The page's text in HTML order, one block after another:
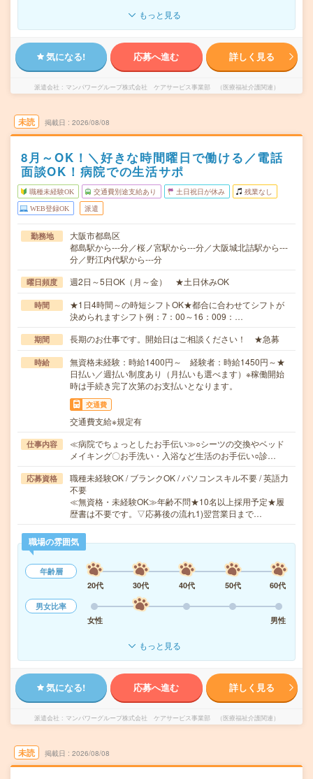
もっと見る
気になる! 応募へ進む 詳しく見る
派遣会社 マンパワーグループ株式会社 ケアサービス事業部 （医療福祉介護関連）
未読 掲載日 2026/08/08
8月～OK！＼好きな時間曜日で働ける／電話
面談OK！病院での生活サポ
職種未経験OK 交通費別途支給あり 土日祝日が休み 残業なし
WEB登録OK 派遣
勤務地
大阪市都島区
都島駅から---分／桜ノ宮駅から---分／大阪城北詰駅から---
分／野江内代駅から---分
曜日頻度 週2日～5日OK（月～金） ★土日休みOK
時間
★1日4時間～の時短シフトOK★都合に合わせてシフトが
決められますシフト例：7：00～16：009：…
期間 長期のお仕事です。開始日はご相談ください！ ★急募
時給
無資格未経験：時給1400円～ 経験者：時給1450円～★
日払い／週払い制度あり（月払いも選べます）※稼働開始
時は手続き完了次第のお支払いとなります。
交通費
交通費支給※規定有
仕事内容
≪病院でちょっとしたお手伝い≫○シーツの交換やベッド
メイキング〇お手洗い・入浴など生活のお手伝い○診…
応募資格
職種未経験OK / ブランクOK / パソコンスキル不要 / 英語力
不要
≪無資格・未経験OK≫年齢不問★10名以上採用予定★履
歴書は不要です。▽応募後の流れ1)翌営業日まで…
職場の雰囲気
年齢層
20代
30代 40代 50代
60代
男女比率
女性
男性
もっと見る
気になる! 応募へ進む 詳しく見る
派遣会社 マンパワーグループ株式会社 ケアサービス事業部 （医療福祉介護関連）
未読 掲載日 2026/08/08